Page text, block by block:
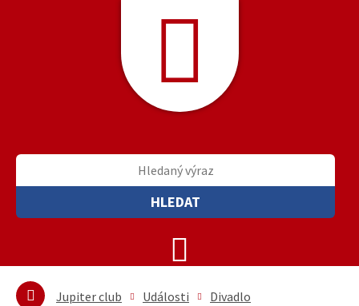
HLEDAT
Jupiter club Události
Divadlo